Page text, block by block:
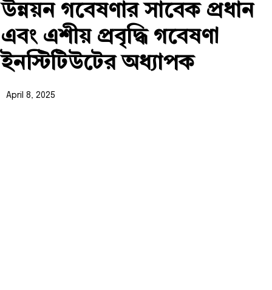
উন্নয়ন গবেষণার সাবেক প্রধান
এবং এশীয় প্রবৃদ্ধি গবেষণা
ইনস্টিটিউটের অধ্যাপক
April 8, 2025